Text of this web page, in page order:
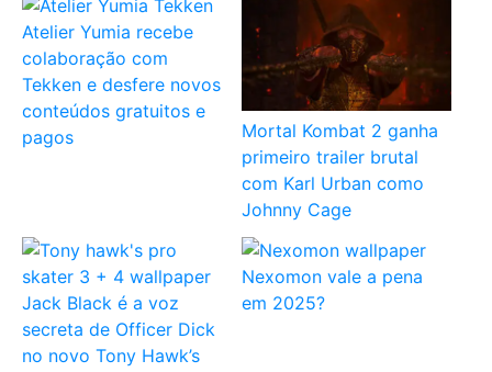
Atelier Yumia recebe
colaboração com
Tekken e desfere novos
conteúdos gratuitos e
pagos
Mortal Kombat 2 ganha
primeiro trailer brutal
com Karl Urban como
Johnny Cage
Jack Black é a voz
secreta de Officer Dick
no novo Tony Hawk’s
Nexomon vale a pena
em 2025?